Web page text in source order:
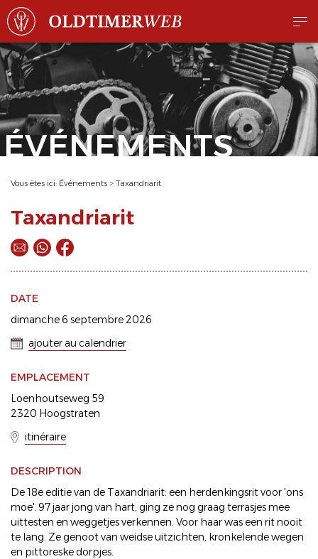
ÉVÉNEMENTS
Vous êtes ici: Événements > Taxandriarit
Taxandriarit
DATE
dimanche 6 septembre 2026
ajouter au calendrier
EMPLACEMENT
Loenhoutseweg 59
2320 Hoogstraten
itinéraire
DESCRIPTION
De 18e editie van de Taxandriarit: een herdenkingsrit voor 'ons
moe'. 97 jaar jong van hart, ging ze nog graag terrasjes mee
uittesten en weggetjes verkennen. Voor haar was een rit nooit
te lang. Ze genoot van weidse uitzichten, kronkelende wegen
en pittoreske dorpjes.